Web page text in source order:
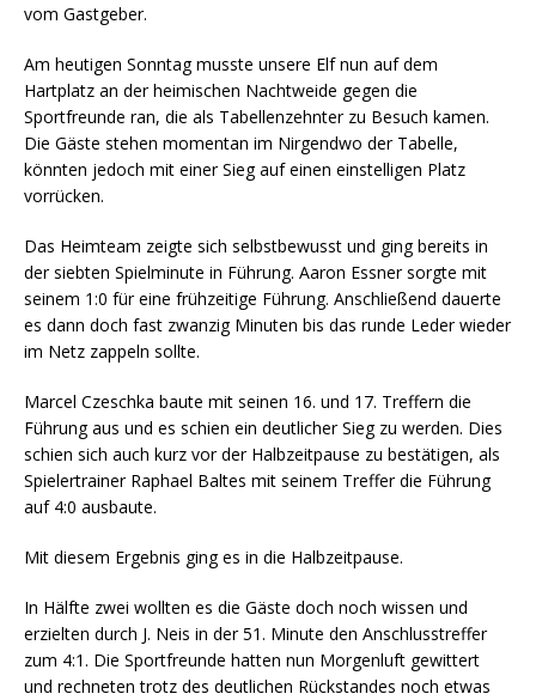
vom Gastgeber.
Am heutigen Sonntag musste unsere Elf nun auf dem
Hartplatz an der heimischen Nachtweide gegen die
Sportfreunde ran, die als Tabellenzehnter zu Besuch kamen.
Die Gäste stehen momentan im Nirgendwo der Tabelle,
könnten jedoch mit einer Sieg auf einen einstelligen Platz
vorrücken.
Das Heimteam zeigte sich selbstbewusst und ging bereits in
der siebten Spielminute in Führung. Aaron Essner sorgte mit
seinem 1:0 für eine frühzeitige Führung. Anschließend dauerte
es dann doch fast zwanzig Minuten bis das runde Leder wieder
im Netz zappeln sollte.
Marcel Czeschka baute mit seinen 16. und 17. Treffern die
Führung aus und es schien ein deutlicher Sieg zu werden. Dies
schien sich auch kurz vor der Halbzeitpause zu bestätigen, als
Spielertrainer Raphael Baltes mit seinem Treffer die Führung
auf 4:0 ausbaute.
Mit diesem Ergebnis ging es in die Halbzeitpause.
In Hälfte zwei wollten es die Gäste doch noch wissen und
erzielten durch J. Neis in der 51. Minute den Anschlusstreffer
zum 4:1. Die Sportfreunde hatten nun Morgenluft gewittert
und rechneten trotz des deutlichen Rückstandes noch etwas